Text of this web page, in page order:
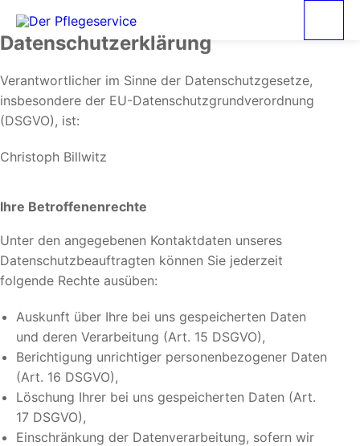
Datenschutzerklärung
Verantwortlicher im Sinne der Datenschutzgesetze,
insbesondere der EU-Datenschutzgrundverordnung
(DSGVO), ist:
Christoph Billwitz
Ihre Betroffenenrechte
Unter den angegebenen Kontaktdaten unseres
Datenschutzbeauftragten können Sie jederzeit
folgende Rechte ausüben:
Auskunft über Ihre bei uns gespeicherten Daten
und deren Verarbeitung (Art. 15 DSGVO),
Berichtigung unrichtiger personenbezogener Daten
(Art. 16 DSGVO),
Löschung Ihrer bei uns gespeicherten Daten (Art.
17 DSGVO),
Einschränkung der Datenverarbeitung, sofern wir